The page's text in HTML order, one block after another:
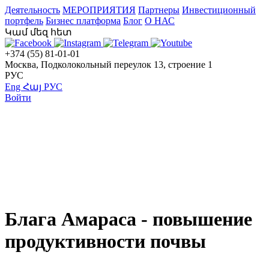
Деятельность МЕРОПРИЯТИЯ Партнеры Инвестиционный
портфель Бизнес платформа Блог О НАС
Կամ մեզ հետ
+374 (55) 81-01-01
Москва, Подколокольный переулок 13, строение 1
РУС
Eng Հայ РУС
Войти
Блага Амараса - повышение
продуктивности почвы